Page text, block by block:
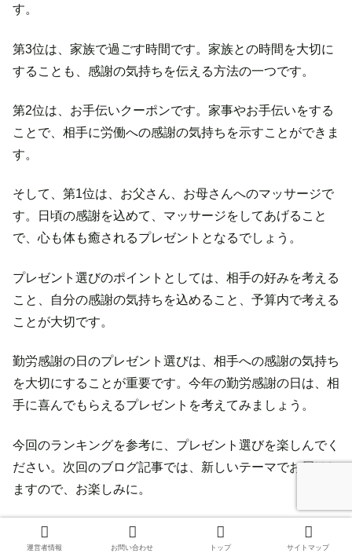
す。
第3位は、家族で過ごす時間です。家族との時間を大切に
することも、感謝の気持ちを伝える方法の一つです。
第2位は、お手伝いクーポンです。家事やお手伝いをする
ことで、相手に労働への感謝の気持ちを示すことができま
す。
そして、第1位は、お父さん、お母さんへのマッサージで
す。日頃の感謝を込めて、マッサージをしてあげること
で、心も体も癒されるプレゼントとなるでしょう。
プレゼント選びのポイントとしては、相手の好みを考える
こと、自分の感謝の気持ちを込めること、予算内で考える
ことが大切です。
勤労感謝の日のプレゼント選びは、相手への感謝の気持ち
を大切にすることが重要です。今年の勤労感謝の日は、相
手に喜んでもらえるプレゼントを考えてみましょう。
今回のランキングを参考に、プレゼント選びを楽しんでく
ださい。次回のブログ記事では、新しいテーマでお届けし
ますので、お楽しみに。
おわりに
運営者情報 お問い合わせ トップ サイトマップ